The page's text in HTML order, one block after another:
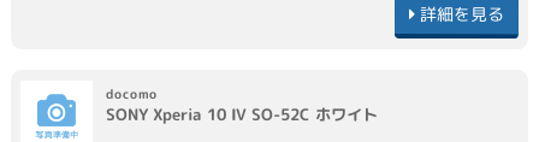
詳細を見る
docomo
SONY Xperia 10 IV SO-52C ホワイト